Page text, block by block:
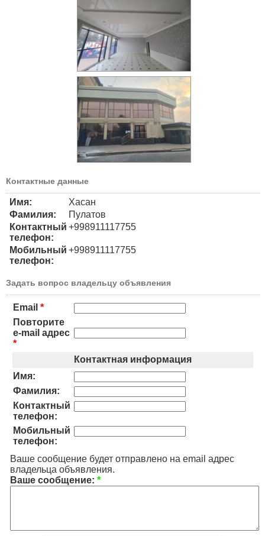
Контактные данные
Имя:
Хасан
Фамилия:
Пулатов
Контактный
телефон:
+998911117755
Мобильный
телефон:
+998911117755
Задать вопрос владельцу объявления
Email *
Повторите
e-mail адрес
*
Контактная информация
Имя:
Фамилия:
Контактный
телефон:
Мобильный
телефон:
Ваше сообщение будет отправлено на email адрес
владельца объявления.
Ваше сообщение: *